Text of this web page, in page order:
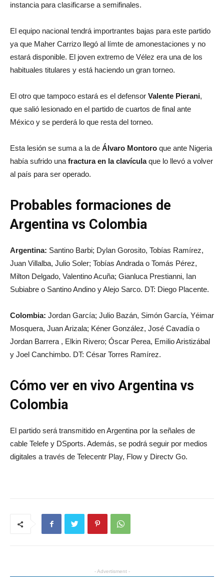
instancia para clasificarse a semifinales.
El equipo nacional tendrá importrantes bajas para este partido
ya que Maher Carrizo llegó al límte de amonestaciones y no
estará disponible. El joven extremo de Vélez era una de los
habituales titulares y está haciendo un gran torneo.
El otro que tampoco estará es el defensor Valente Pierani,
que salió lesionado en el partido de cuartos de final ante
México y se perderá lo que resta del torneo.
Esta lesión se suma a la de Álvaro Montoro que ante Nigeria
había sufrido una fractura en la clavículaque lo llevó a volver
al país para ser operado.
Probables formaciones de
Argentina vs Colombia
Argentina: Santino Barbi; Dylan Gorosito, Tobías Ramírez,
Juan Villalba, Julio Soler; Tobías Andrada o Tomás Pérez,
Milton Delgado, Valentino Acuña; Gianluca Prestianni, Ian
Subiabre o Santino Andino y Alejo Sarco. DT: Diego Placente.
Colombia: Jordan García; Julio Bazán, Simón García, Yéimar
Mosquera, Juan Arizala; Kéner González, José Cavadía o
Jordan Barrera , Elkin Rivero; Óscar Perea, Emilio Aristizábal
y Joel Canchimbo. DT: César Torres Ramírez.
Cómo ver en vivo Argentina vs
Colombia
El partido será transmitido en Argentina por la señales de
cable Telefe y DSports. Además, se podrá seguir por medios
digitales a través de Telecentr Play, Flow y Directv Go.
- Advertisment -